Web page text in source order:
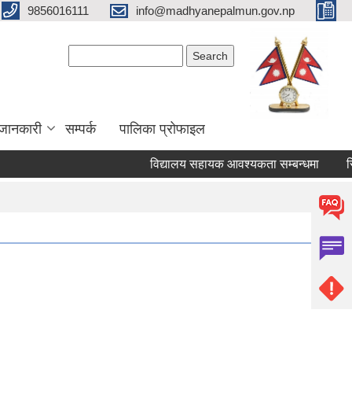
9856016111 info@madhyanepalmun.gov.np
सम्पर्क पालिका प्रोफाइल
विद्यालय सहायक आवश्यकता सम्बन्धमा